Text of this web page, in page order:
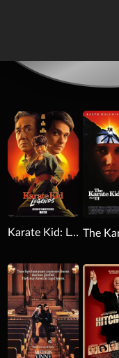
Download
Download
Karate Kid: Legends 2025
Download
Download